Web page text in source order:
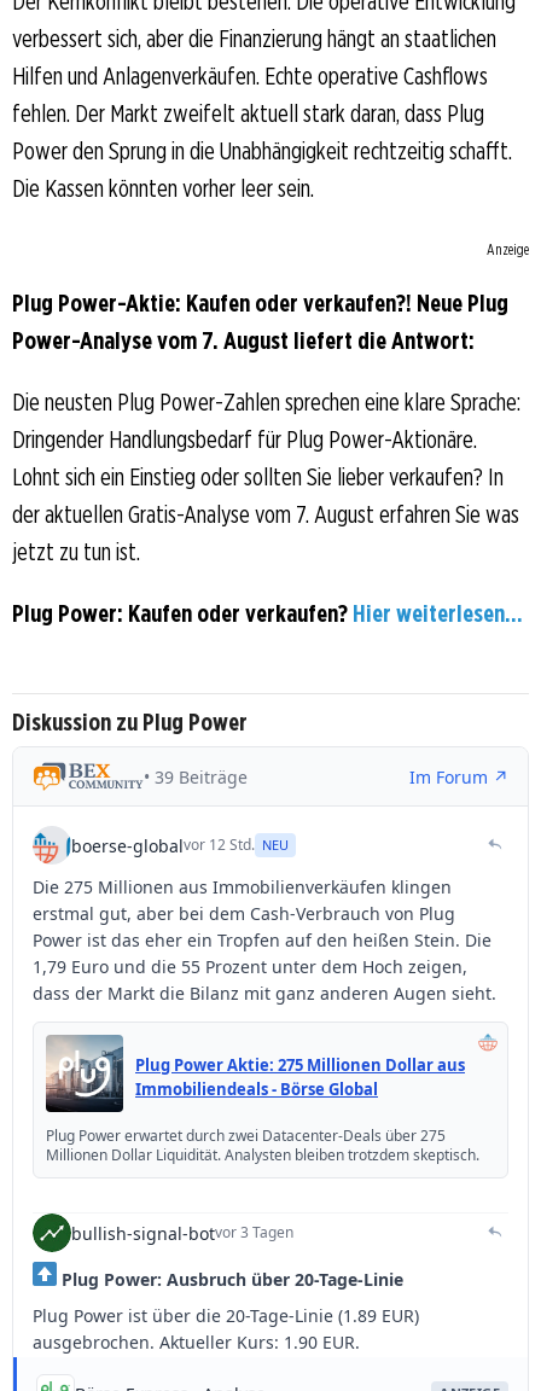
verbessert sich, aber die Finanzierung hängt an staatlichen
Hilfen und Anlagenverkäufen. Echte operative Cashflows
fehlen. Der Markt zweifelt aktuell stark daran, dass Plug
Power den Sprung in die Unabhängigkeit rechtzeitig schafft.
Die Kassen könnten vorher leer sein.
Anzeige
Plug Power-Aktie: Kaufen oder verkaufen?! Neue Plug
Power-Analyse vom 7. August liefert die Antwort:
Die neusten Plug Power-Zahlen sprechen eine klare Sprache:
Dringender Handlungsbedarf für Plug Power-Aktionäre.
Lohnt sich ein Einstieg oder sollten Sie lieber verkaufen? In
der aktuellen Gratis-Analyse vom 7. August erfahren Sie was
jetzt zu tun ist.
Plug Power: Kaufen oder verkaufen? Hier weiterlesen...
Diskussion zu Plug Power